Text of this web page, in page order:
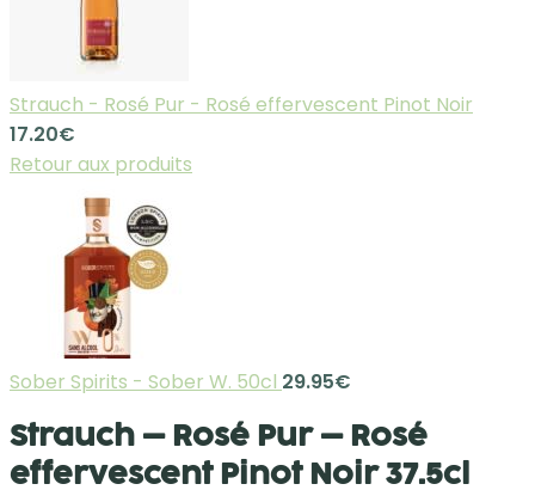
Strauch - Rosé Pur - Rosé effervescent Pinot Noir
17.20€
Retour aux produits
Sober Spirits - Sober W. 50cl 29.95€
Strauch – Rosé Pur – Rosé
effervescent Pinot Noir 37.5cl